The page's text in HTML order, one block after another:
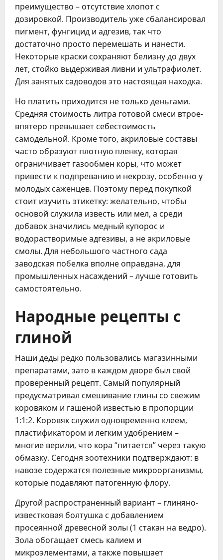
преимущество – отсутствие хлопот с
дозировкой. Производитель уже сбалансировал
пигмент, фунгицид и адгезив, так что
достаточно просто перемешать и нанести.
Некоторые краски сохраняют белизну до двух
лет, стойко выдерживая ливни и ультрафиолет.
Для занятых садоводов это настоящая находка.
Но платить приходится не только деньгами.
Средняя стоимость литра готовой смеси втрое-
впятеро превышает себестоимость
самодельной. Кроме того, акриловые составы
часто образуют плотную пленку, которая
ограничивает газообмен коры, что может
привести к подпреванию и некрозу, особенно у
молодых саженцев. Поэтому перед покупкой
стоит изучить этикетку: желательно, чтобы
основой служила известь или мел, а среди
добавок значились медный купорос и
водорастворимые адгезивы, а не акриловые
смолы. Для небольшого частного сада
заводская побелка вполне оправдана, для
промышленных насаждений – лучше готовить
самостоятельно.
Народные рецепты с
глиной
Наши деды редко пользовались магазинными
препаратами, зато в каждом дворе был свой
проверенный рецепт. Самый популярный
предусматривал смешивание глины со свежим
коровяком и гашеной известью в пропорции
1:1:2. Коровяк служил одновременно клеем,
пластификатором и легким удобрением –
многие верили, что кора “питается” через такую
обмазку. Сегодня зоотехники подтверждают: в
навозе содержатся полезные микроорганизмы,
которые подавляют патогенную флору.
Другой распространенный вариант – глиняно-
известковая болтушка с добавлением
просеянной древесной золы (1 стакан на ведро).
Зола обогащает смесь калием и
микроэлементами, а также повышает